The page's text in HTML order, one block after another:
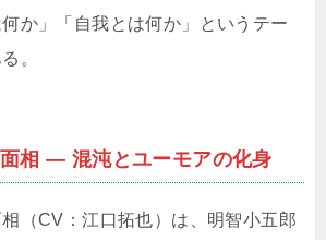
か」「自我とは何か」というテー
。
相 ― 混沌とユーモアの化身
（CV：江口拓也）は、明智小五郎